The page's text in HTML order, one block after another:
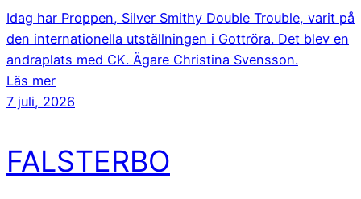
Idag har Proppen, Silver Smithy Double Trouble, varit på
den internationella utställningen i Gottröra. Det blev en
andraplats med CK. Ägare Christina Svensson.
Läs mer
7 juli, 2026
FALSTERBO